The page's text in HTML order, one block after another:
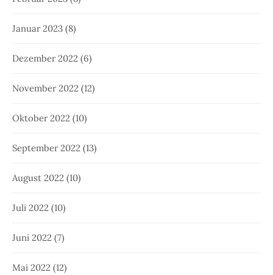
Januar 2023 (8)
Dezember 2022 (6)
November 2022 (12)
Oktober 2022 (10)
September 2022 (13)
August 2022 (10)
Juli 2022 (10)
Juni 2022 (7)
Mai 2022 (12)